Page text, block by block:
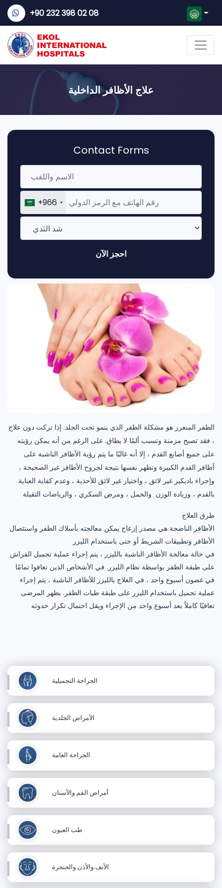
+90 232 398 02 08
علاج الأظافر الداخلية
Contact Forms
+966
احجز الآن
الظفر المنغرز هو مشكلة الظفر الذي ينمو تحت الجلد. إذا تركت دون علاج
، فقد تصبح مزمنة وتسبب ألمًا لا يطاق. على الرغم من أنه يمكن رؤيته
على جميع أصابع القدم ، إلا أنه غالبًا ما يتم رؤية الأظافر الناشبة على
أظافر القدم الكبيرة وتظهر نفسها نتيجة لجروح الأظافر غير الصحيحة ،
وإجراء باديكير غير لائق ، واختيار غير لائق للأحذية ، وعدم كفاية العناية
بالقدم ، وزيادة الوزن والحمل ، ومرض السكري ، والرياضات الثقيلة
طرق العلاج
الأظافر الناضجة هي مصدر إزعاج يمكن معالجته بأسلاك الظفر واستئصال
الأظافر وتطبيقات الشريط أو حتى باستخدام الليزر
في حالة معالجة الأظافر الناشبة بالليزر ، يتم إجراء عملية تجميل الفراش
على طبقة الظفر بواسطة نظام الليزر. في الأشخاص الذين تعافوا تمامًا
في غضون أسبوع واحد ، في العلاج بالليزر للأظافر الناشبة ، يتم إجراء
عملية تجميل باستخدام الليزر على طبقة طيات الظفر. يظهر المرضى
تعافيًا كاملاً بعد أسبوع واحد من الإجراء ويقل احتمال تكرار حدوثه
الجراحة التجميلية
الأمراض الجلدية
الجراحة العامة
أمراض الفم والأسنان
طب العيون
الأنف والأذن والحنجرة